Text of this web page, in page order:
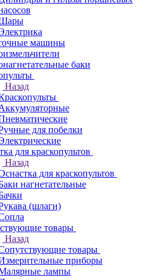
машины
баки
Назад
для побелки
для краскопультов
Назад
для краскопультов
нагнетательные
(шлаги)
товары
Назад
товары
приборы
лампы